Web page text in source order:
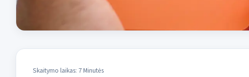
Skaitymo laikas: 7 Minutės